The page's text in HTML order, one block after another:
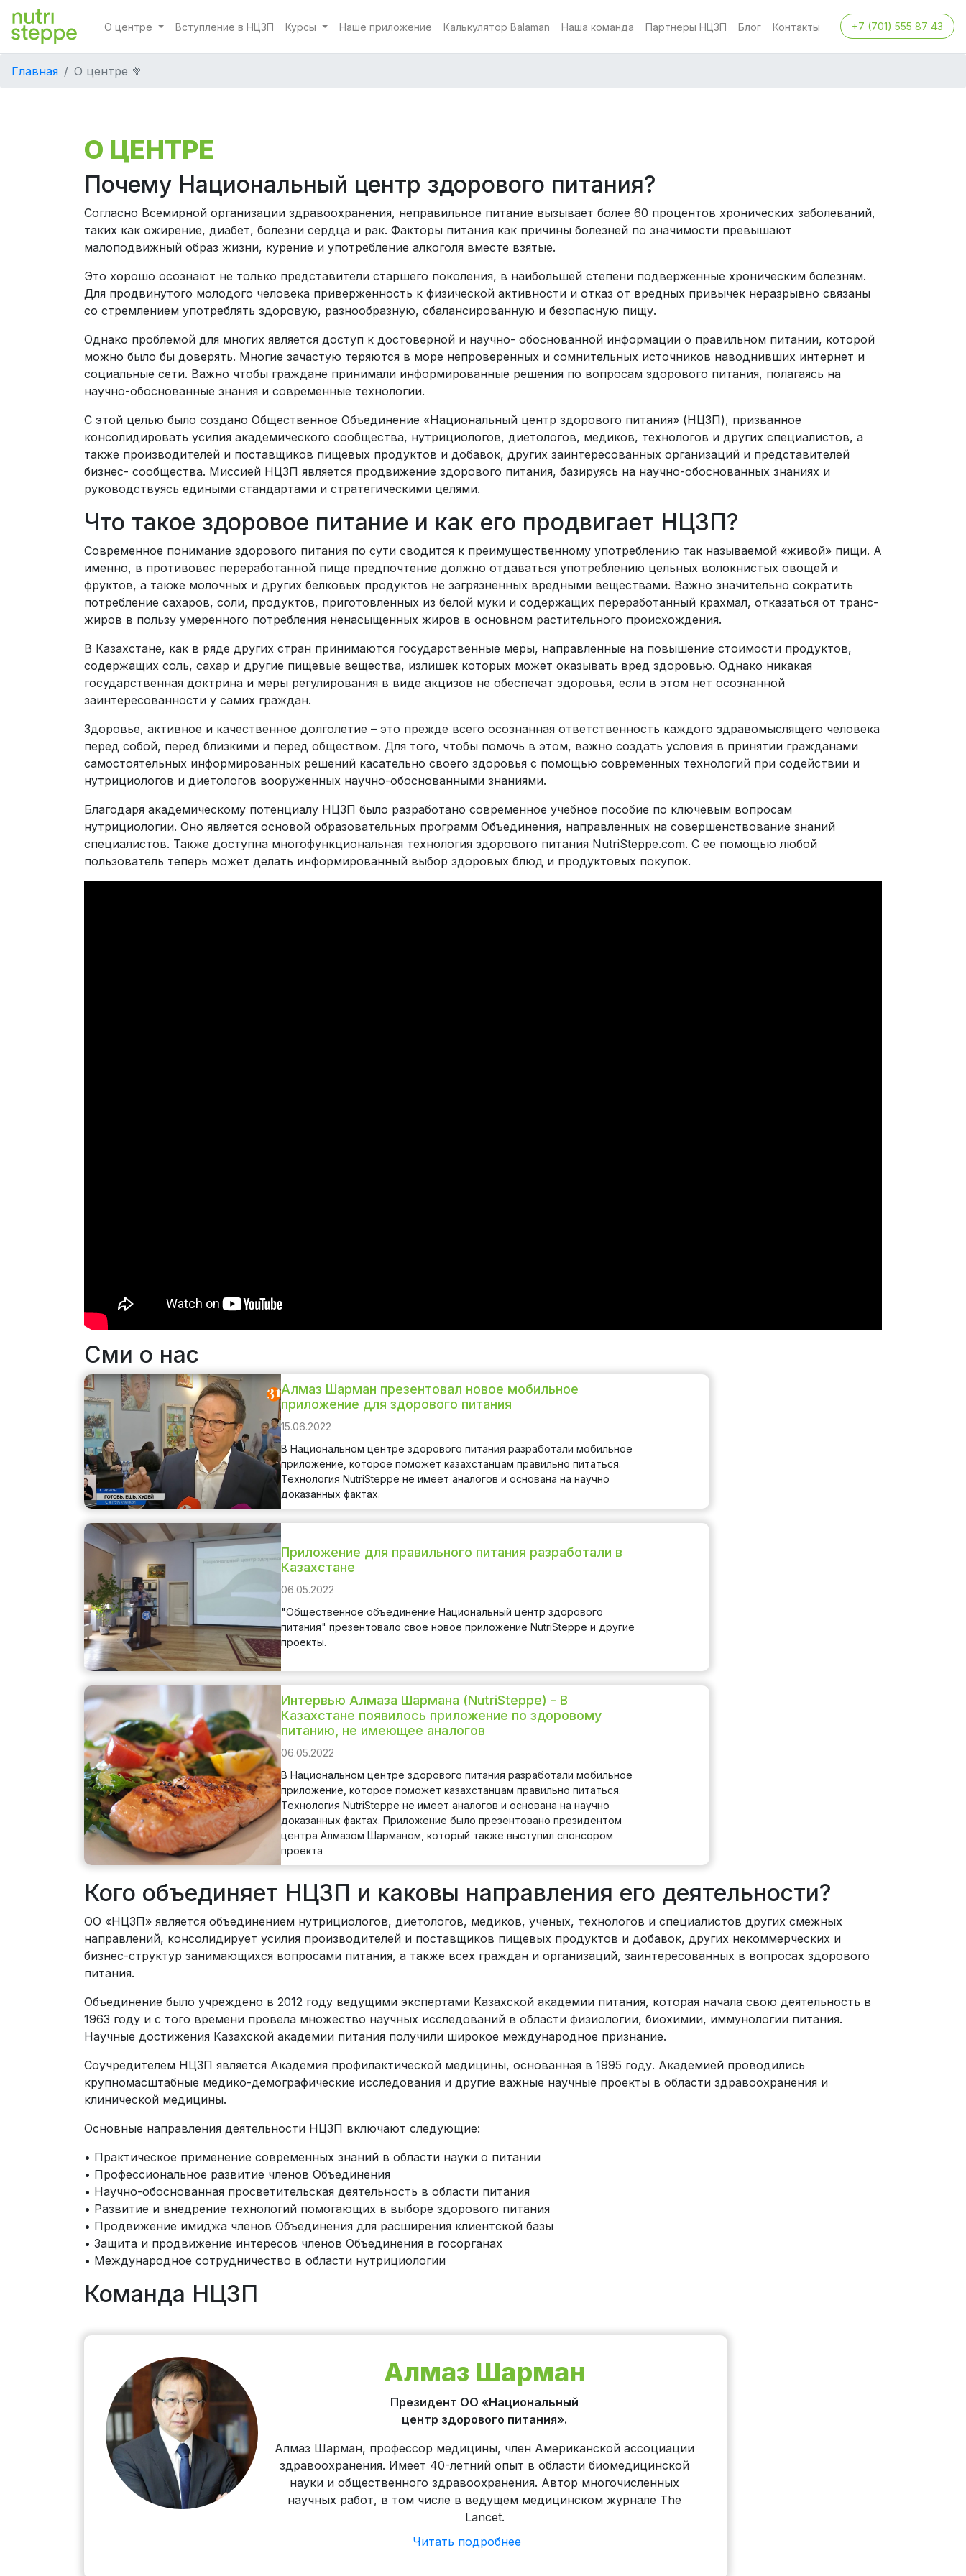
О центре Вступление в НЦЗП Курсы Наше приложение Калькулятор Balaman Наша команда Партнеры НЦЗП Блог Контакты +7 (701) 555 87 43
Главная О центре 🥦
О ЦЕНТРЕ
Почему Национальный центр здорового питания?
Согласно Всемирной организации здравоохранения, неправильное питание вызывает более 60 процентов хронических заболеваний,
таких как ожирение, диабет, болезни сердца и рак. Факторы питания как причины болезней по значимости превышают
малоподвижный образ жизни, курение и употребление алкоголя вместе взятые.
Это хорошо осознают не только представители старшего поколения, в наибольшей степени подверженные хроническим болезням.
Для продвинутого молодого человека приверженность к физической активности и отказ от вредных привычек неразрывно связаны
со стремлением употреблять здоровую, разнообразную, сбалансированную и безопасную пищу.
Однако проблемой для многих является доступ к достоверной и научно- обоснованной информации о правильном питании, которой
можно было бы доверять. Многие зачастую теряются в море непроверенных и сомнительных источников наводнивших интернет и
социальные сети. Важно чтобы граждане принимали информированные решения по вопросам здорового питания, полагаясь на
научно-обоснованные знания и современные технологии.
С этой целью было создано Общественное Объединение «Национальный центр здорового питания» (НЦЗП), призванное
консолидировать усилия академического сообщества, нутрициологов, диетологов, медиков, технологов и других специалистов, а
также производителей и поставщиков пищевых продуктов и добавок, других заинтересованных организаций и представителей
бизнес- сообщества. Миссией НЦЗП является продвижение здорового питания, базируясь на научно-обоснованных знаниях и
руководствуясь едиными стандартами и стратегическими целями.
Что такое здоровое питание и как его продвигает НЦЗП?
Современное понимание здорового питания по сути сводится к преимущественному употреблению так называемой «живой» пищи. А
именно, в противовес переработанной пище предпочтение должно отдаваться употреблению цельных волокнистых овощей и
фруктов, а также молочных и других белковых продуктов не загрязненных вредными веществами. Важно значительно сократить
потребление сахаров, соли, продуктов, приготовленных из белой муки и содержащих переработанный крахмал, отказаться от транс-
жиров в пользу умеренного потребления ненасыщенных жиров в основном растительного происхождения.
В Казахстане, как в ряде других стран принимаются государственные меры, направленные на повышение стоимости продуктов,
содержащих соль, сахар и другие пищевые вещества, излишек которых может оказывать вред здоровью. Однако никакая
государственная доктрина и меры регулирования в виде акцизов не обеспечат здоровья, если в этом нет осознанной
заинтересованности у самих граждан.
Здоровье, активное и качественное долголетие – это прежде всего осознанная ответственность каждого здравомыслящего человека
перед собой, перед близкими и перед обществом. Для того, чтобы помочь в этом, важно создать условия в принятии гражданами
самостоятельных информированных решений касательно своего здоровья с помощью современных технологий при содействии и
нутрициологов и диетологов вооруженных научно-обоснованными знаниями.
Благодаря академическому потенциалу НЦЗП было разработано современное учебное пособие по ключевым вопросам
нутрициологии. Оно является основой образовательных программ Объединения, направленных на совершенствование знаний
специалистов. Также доступна многофункциональная технология здорового питания NutriSteppe.com. С ее помощью любой
пользователь теперь может делать информированный выбор здоровых блюд и продуктовых покупок.
Сми о нас
Алмаз Шарман презентовал новое мобильное
приложение для здорового питания
15.06.2022
В Национальном центре здорового питания разработали мобильное
приложение, которое поможет казахстанцам правильно питаться.
Технология NutriSteppe не имеет аналогов и основана на научно
доказанных фактах.
Приложение для правильного питания разработали в
Казахстане
06.05.2022
"Общественное объединение Национальный центр здорового
питания" презентовало свое новое приложение NutriSteppe и другие
проекты.
Интервью Алмаза Шармана (NutriSteppe) - В
Казахстане появилось приложение по здоровому
питанию, не имеющее аналогов
06.05.2022
В Национальном центре здорового питания разработали мобильное
приложение, которое поможет казахстанцам правильно питаться.
Технология NutriSteppe не имеет аналогов и основана на научно
доказанных фактах. Приложение было презентовано президентом
центра Алмазом Шарманом, который также выступил спонсором
проекта
Кого объединяет НЦЗП и каковы направления его деятельности?
ОО «НЦЗП» является объединением нутрициологов, диетологов, медиков, ученых, технологов и специалистов других смежных
направлений, консолидирует усилия производителей и поставщиков пищевых продуктов и добавок, других некоммерческих и
бизнес-структур занимающихся вопросами питания, а также всех граждан и организаций, заинтересованных в вопросах здорового
питания.
Объединение было учреждено в 2012 году ведущими экспертами Казахской академии питания, которая начала свою деятельность в
1963 году и с того времени провела множество научных исследований в области физиологии, биохимии, иммунологии питания.
Научные достижения Казахской академии питания получили широкое международное признание.
Соучредителем НЦЗП является Академия профилактической медицины, основанная в 1995 году. Академией проводились
крупномасштабные медико-демографические исследования и другие важные научные проекты в области здравоохранения и
клинической медицины.
Основные направления деятельности НЦЗП включают следующие:
• Практическое применение современных знаний в области науки о питании
• Профессиональное развитие членов Объединения
• Научно-обоснованная просветительская деятельность в области питания
• Развитие и внедрение технологий помогающих в выборе здорового питания
• Продвижение имиджа членов Объединения для расширения клиентской базы
• Защита и продвижение интересов членов Объединения в госорганах
• Международное сотрудничество в области нутрициологии
Команда НЦЗП
Алмаз Шарман
Президент ОО «Национальный
центр здорового питания».
Алмаз Шарман, профессор медицины, член Американской ассоциации
здравоохранения. Имеет 40-летний опыт в области биомедицинской
науки и общественного здравоохранения. Автор многочисленных
научных работ, в том числе в ведущем медицинском журнале The
Lancet.
Читать подробнее